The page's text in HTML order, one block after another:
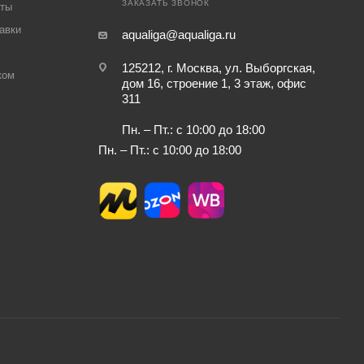
ЗАКАЗАТЬ ЗВОНОК
aqualiga@aqualiga.ru
125212, г. Москва, ул. Выборгская,
дом 16, строение 1, 3 этаж, офис
311
Пн. – Пт.: с 10:00 до 18:00
Пн. – Пт.: с 10:00 до 18:00